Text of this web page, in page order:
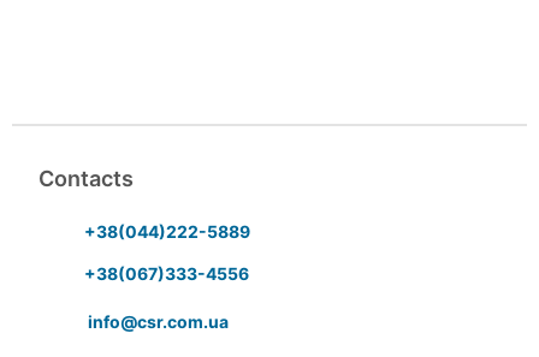
Contacts
+38(044)222-5889
+38(067)333-4556
info@csr.com.ua